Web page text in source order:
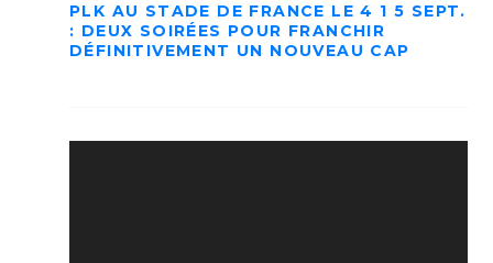
PLK AU STADE DE FRANCE LE 4 1 5 SEPT.
: DEUX SOIRÉES POUR FRANCHIR
DÉFINITIVEMENT UN NOUVEAU CAP